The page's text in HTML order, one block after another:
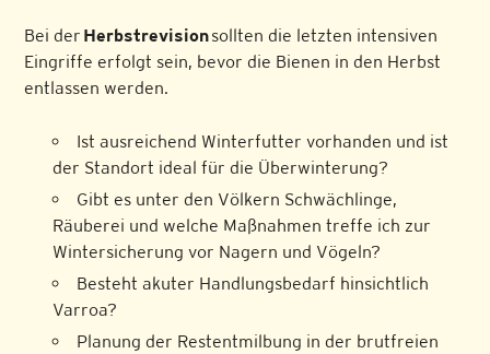
Bei der Herbstrevisionsollten die letzten intensiven
Eingriffe erfolgt sein, bevor die Bienen in den Herbst
entlassen werden.
Ist ausreichend Winterfutter vorhanden und ist
der Standort ideal für die Überwinterung?
Gibt es unter den Völkern Schwächlinge,
Räuberei und welche Maßnahmen treffe ich zur
Wintersicherung vor Nagern und Vögeln?
Besteht akuter Handlungsbedarf hinsichtlich
Varroa?
Planung der Restentmilbung in der brutfreien